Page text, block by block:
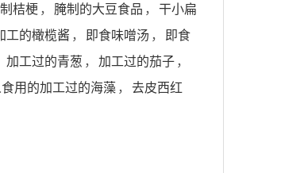
桔梗 ， 腌制的大豆食品 ，
干小扁
工的橄榄酱 ， 即食味噌汤 ，
即食
加工过的青葱 ， 加工过的茄子 ，
食用的加工过的海藻 ，
去皮西红